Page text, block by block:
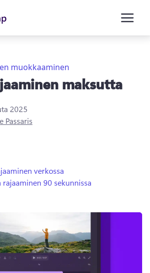
muokkaaminen
maksutta
2025
Passaris
verkossa
rajaaminen 90 sekunnissa